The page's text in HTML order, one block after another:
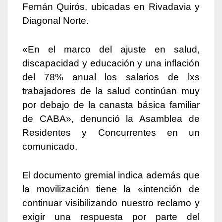
Fernán Quirós, ubicadas en Rivadavia y
Diagonal Norte.
«En el marco del ajuste en salud,
discapacidad y educación y una inflación
del 78% anual los salarios de lxs
trabajadores de la salud continúan muy
por debajo de la canasta básica familiar
de CABA», denunció la Asamblea de
Residentes y Concurrentes en un
comunicado.
El documento gremial indica además que
la movilización tiene la «intención de
continuar visibilizando nuestro reclamo y
exigir una respuesta por parte del